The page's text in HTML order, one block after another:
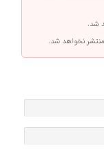
شد.
منتشر نخواهد شد.